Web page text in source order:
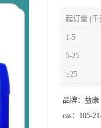
起订量 (千
1-5
5-25
≥25
品牌： 益康
cas： 105-